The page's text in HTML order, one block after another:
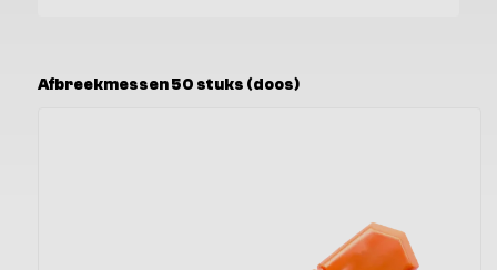
Afbreekmessen 50 stuks (doos)